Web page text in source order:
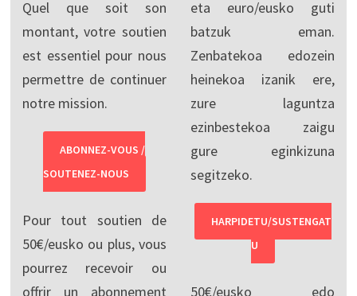
Quel que soit son
montant, votre soutien
est essentiel pour nous
permettre de continuer
notre mission.
ABONNEZ-VOUS /
SOUTENEZ-NOUS
Pour tout soutien de
50€/eusko ou plus, vous
pourrez recevoir ou
offrir un abonnement
eta euro/eusko guti
batzuk eman.
Zenbatekoa edozein
heinekoa izanik ere,
zure laguntza
ezinbestekoa zaigu
gure eginkizuna
segitzeko.
HARPIDETU/SUSTENGAT
U
50€/eusko edo